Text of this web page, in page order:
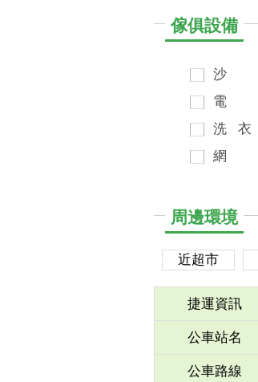
傢俱設備
沙
電
洗
衣
網
周邊環境
近超市
捷運資訊
公車站名
公車路線